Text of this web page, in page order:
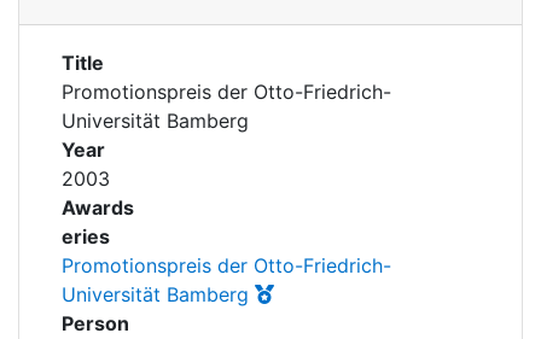
Awards
My FIS
Help
Title
Promotionspreis der Otto-Friedrich-
Universität Bamberg
Year
2003
Awards
eries
Promotionspreis der Otto-Friedrich-
Universität Bamberg
Person